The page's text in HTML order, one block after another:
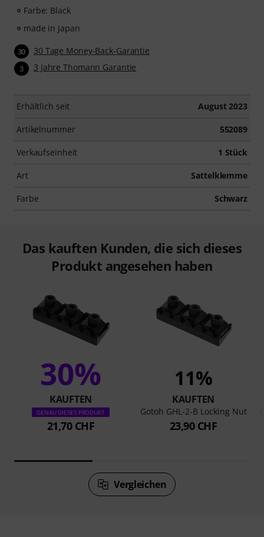
Farbe: Black
made in Japan
30 30 Tage Money-Back-Garantie
3 3 Jahre Thomann Garantie
Erhältlich seit August 2023
Artikelnummer 552089
Verkaufseinheit 1 Stück
Art Sattelklemme
Farbe Schwarz
Das kauften Kunden, die sich dieses
Produkt angesehen haben
30%
KAUFTEN
GENAU DIESES PRODUKT
21,70 CHF
11%
KAUFTEN
Gotoh GHL-2-B Locking Nut
23,90 CHF
Vergleichen